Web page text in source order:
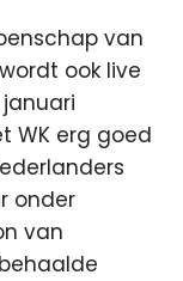
van
ook live
januari
WK erg goed
onder
van